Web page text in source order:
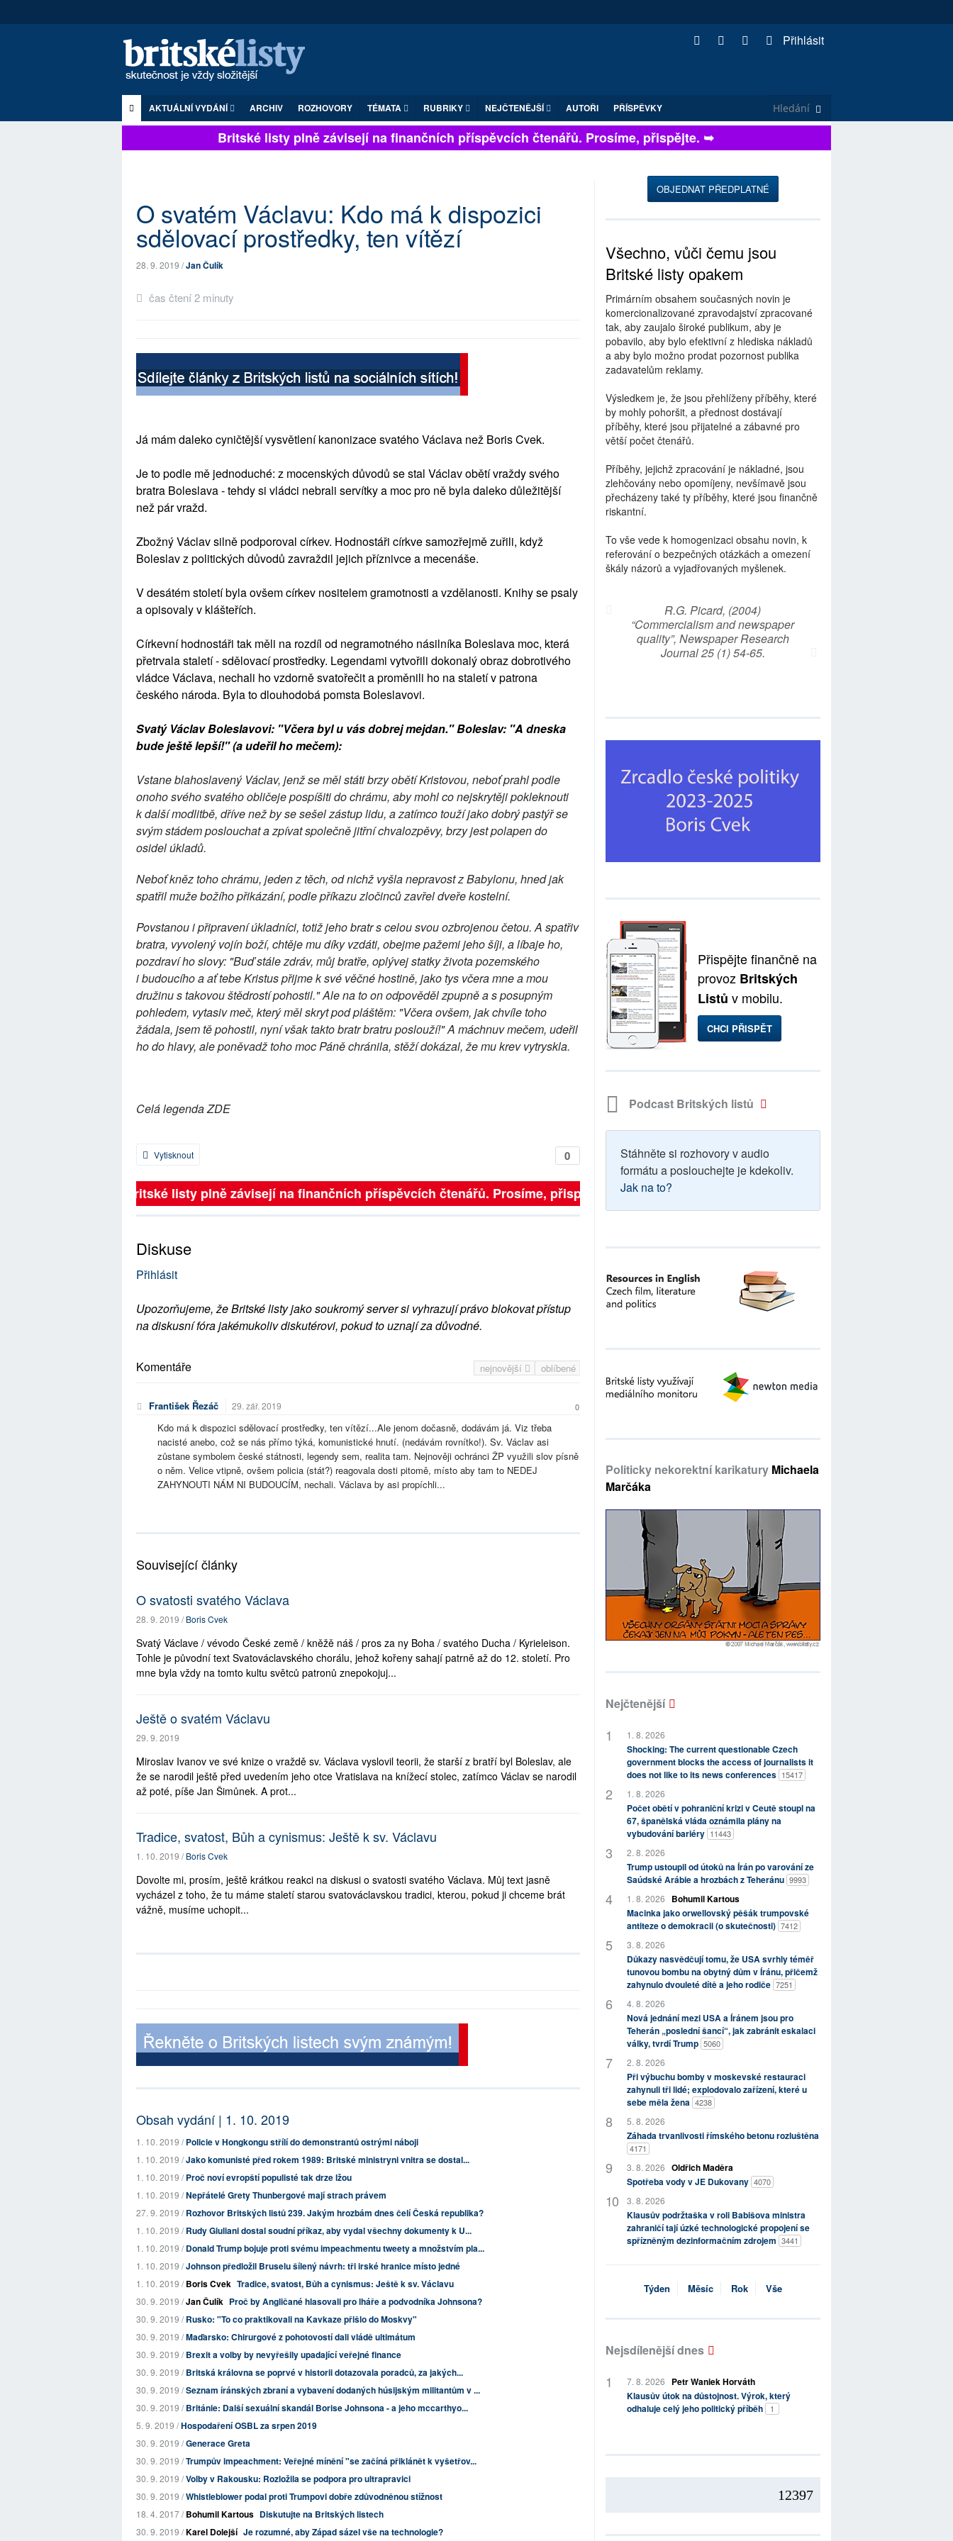
Přihlásit
AKTUÁLNÍ VYDÁNÍ ARCHIV ROZHOVORY TÉMATA RUBRIKY NEJČTENĚJŠÍ AUTOŘI PŘÍSPĚVKY
Britské listy plně závisejí na finančních příspěvcích čtenářů. Prosíme, přispějte. ➥
O svatém Václavu: Kdo má k dispozici
sdělovací prostředky, ten vítězí
28. 9. 2019 /Jan Čulík
čas čtení 2 minuty
Já mám daleko cyničtější vysvětlení kanonizace svatého Václava než Boris Cvek.
Je to podle mě jednoduché: z mocenských důvodů se stal Václav obětí vraždy svého
bratra Boleslava - tehdy si vládci nebrali servítky a moc pro ně byla daleko důležitější
než pár vražd.
Zbožný Václav silně podporoval církev. Hodnostáři církve samozřejmě zuřili, když
Boleslav z politických důvodů zavraždil jejich příznivce a mecenáše.
V desátém století byla ovšem církev nositelem gramotnosti a vzdělanosti. Knihy se psaly
a opisovaly v klášteřích.
Církevní hodnostáři tak měli na rozdíl od negramotného násilníka Boleslava moc, která
přetrvala staletí - sdělovací prostředky. Legendami vytvořili dokonalý obraz dobrotivého
vládce Václava, nechali ho vzdorně svatořečit a proměnili ho na staletí v patrona
českého národa. Byla to dlouhodobá pomsta Boleslavovi.
Svatý Václav Boleslavovi: "Včera byl u vás dobrej mejdan." Boleslav: "A dneska
bude ještě lepší!" (a udeřil ho mečem):
Vstane blahoslavený Václav, jenž se měl státi brzy obětí Kristovou, neboť prahl podle
onoho svého svatého obličeje pospíšiti do chrámu, aby mohl co nejskrytěji pokleknouti
k další modlitbě, dříve než by se sešel zástup lidu, a zatímco touží jako dobrý pastýř se
svým stádem poslouchat a zpívat společně jitřní chvalozpěvy, brzy jest polapen do
osidel úkladů.
Neboť kněz toho chrámu, jeden z těch, od nichž vyšla nepravost z Babylonu, hned jak
spatřil muže božího přikázání, podle příkazu zločinců zavřel dveře kostelní.
Povstanou i připravení úkladníci, totiž jeho bratr s celou svou ozbrojenou četou. A spatřiv
bratra, vyvolený vojín boží, chtěje mu díky vzdáti, obejme pažemi jeho šíji, a líbaje ho,
pozdraví ho slovy: "Buď stále zdráv, můj bratře, oplývej statky života pozemského
i budoucího a ať tebe Kristus přijme k své věčné hostině, jako tys včera mne a mou
družinu s takovou štědrostí pohostil." Ale na to on odpověděl zpupně a s posupným
pohledem, vytasiv meč, který měl skryt pod pláštěm: "Včera ovšem, jak chvíle toho
žádala, jsem tě pohostil, nyní však takto bratr bratru poslouží!" A máchnuv mečem, udeřil
ho do hlavy, ale poněvadž toho moc Páně chránila, stěží dokázal, že mu krev vytryskla.
Celá legenda ZDE
0
Vytisknout
Britské listy plně závisejí na finančních příspěvcích čtenářů. Prosíme, přispějte. ➥
Diskuse
Přihlásit
Upozorňujeme, že Britské listy jako soukromý server si vyhrazují právo blokovat přístup
na diskusní fóra jakémukoliv diskutérovi, pokud to uznají za důvodné.
nejnovější oblíbené
Komentáře
František Řezáč 29. zář. 2019 0
Kdo má k dispozici sdělovací prostředky, ten vítězí...Ale jenom dočasně, dodávám já. Viz třeba
nacisté anebo, což se nás přímo týká, komunistické hnutí. (nedávám rovnítko!). Sv. Václav asi
zůstane symbolem české státnosti, legendy sem, realita tam. Nejnověji ochránci ŽP využili slov písně
o něm. Velice vtipně, ovšem policia (stát?) reagovala dosti pitomě, místo aby tam to NEDEJ
ZAHYNOUTI NÁM NI BUDOUCÍM, nechali. Václava by asi propíchli...
Související články
O svatosti svatého Václava
28. 9. 2019 /Boris Cvek
Svatý Václave / vévodo České země / kněžě náš / pros za ny Boha / svatého Ducha / Kyrieleison.
Tohle je původní text Svatováclavského chorálu, jehož kořeny sahají patrně až do 12. století. Pro
mne byla vždy na tomto kultu světců patronů znepokojuj...
Ještě o svatém Václavu
29. 9. 2019
Miroslav Ivanov ve své knize o vraždě sv. Václava vyslovil teorii, že starší z bratří byl Boleslav, ale
že se narodil ještě před uvedením jeho otce Vratislava na knížecí stolec, zatímco Václav se narodil
až poté, píše Jan Šimůnek. A prot...
Tradice, svatost, Bůh a cynismus: Ještě k sv. Václavu
1. 10. 2019 /Boris Cvek
Dovolte mi, prosím, ještě krátkou reakci na diskusi o svatosti svatého Václava. Můj text jasně
vycházel z toho, že tu máme staletí starou svatováclavskou tradici, kterou, pokud ji chceme brát
vážně, musíme uchopit...
Obsah vydání | 1. 10. 2019
1. 10. 2019 /Policie v Hongkongu střílí do demonstrantů ostrými náboji
1. 10. 2019 /Jako komunisté před rokem 1989: Britské ministryni vnitra se dostal...
1. 10. 2019 /Proč noví evropští populisté tak drze lžou
1. 10. 2019 /Nepřátelé Grety Thunbergové mají strach právem
27. 9. 2019 /Rozhovor Britských listů 239. Jakým hrozbám dnes čelí Česká republika?
1. 10. 2019 /Rudy Giuliani dostal soudní příkaz, aby vydal všechny dokumenty k U...
1. 10. 2019 /Donald Trump bojuje proti svému impeachmentu tweety a množstvím pla...
1. 10. 2019 /Johnson předložil Bruselu šílený návrh: tři irské hranice místo jedné
1. 10. 2019 /Boris Cvek Tradice, svatost, Bůh a cynismus: Ještě k sv. Václavu
30. 9. 2019 /Jan Čulík Proč by Angličané hlasovali pro lháře a podvodníka Johnsona?
30. 9. 2019 /Rusko: "To co praktikovali na Kavkaze přišlo do Moskvy"
30. 9. 2019 /Maďarsko: Chirurgové z pohotovostí dali vládě ultimátum
30. 9. 2019 /Brexit a volby by nevyřešily upadající veřejné finance
30. 9. 2019 /Britská královna se poprvé v historii dotazovala poradců, za jakých...
30. 9. 2019 /Seznam íránských zbraní a vybavení dodaných húsijským militantům v ...
30. 9. 2019 /Británie: Další sexuální skandál Borise Johnsona - a jeho mccarthyo...
5. 9. 2019 /Hospodaření OSBL za srpen 2019
30. 9. 2019 /Generace Greta
30. 9. 2019 /Trumpův impeachment: Veřejné mínění "se začíná přiklánět k vyšetřov...
30. 9. 2019 /Volby v Rakousku: Rozložila se podpora pro ultrapravici
30. 9. 2019 /Whistleblower podal proti Trumpovi dobře zdůvodněnou stížnost
18. 4. 2017 /Bohumil Kartous Diskutujte na Britských listech
30. 9. 2019 /Karel Dolejší Je rozumné, aby Západ sázel vše na technologie?
OBJEDNAT PŘEDPLATNÉ
Všechno, vůči čemu jsou
Britské listy opakem
Primárním obsahem současných novin je
komercionalizované zpravodajství zpracované
tak, aby zaujalo široké publikum, aby je
pobavilo, aby bylo efektivní z hlediska nákladů
a aby bylo možno prodat pozornost publika
zadavatelům reklamy.
Výsledkem je, že jsou přehlíženy příběhy, které
by mohly pohoršit, a přednost dostávají
příběhy, které jsou přijatelné a zábavné pro
větší počet čtenářů.
Příběhy, jejichž zpracování je nákladné, jsou
zlehčovány nebo opomíjeny, nevšímavě jsou
přecházeny také ty příběhy, které jsou finančně
riskantní.
To vše vede k homogenizaci obsahu novin, k
referování o bezpečných otázkách a omezení
škály názorů a vyjadřovaných myšlenek.
R.G. Picard, (2004)
“Commercialism and newspaper
quality”, Newspaper Research
Journal 25 (1) 54-65.
Přispějte finančně na
provoz Britských
Listů v mobilu.
CHCI PŘISPĚT
Podcast Britských listů
Stáhněte si rozhovory v audio
formátu a poslouchejte je kdekoliv.
Jak na to?
Politicky nekorektní karikatury Michaela
Marčáka
Nejčtenější
1. 8. 2026
Shocking: The current questionable Czech
government blocks the access of journalists it
does not like to its news conferences 15417
1. 8. 2026
Počet obětí v pohraniční krizi v Ceutě stoupl na
67, španělská vláda oznámila plány na
vybudování bariéry 11443
2. 8. 2026
Trump ustoupil od útoků na Írán po varování ze
Saúdské Arábie a hrozbách z Teheránu 9993
1. 8. 2026
Bohumil Kartous
Macinka jako orwellovský pěšák trumpovské
antiteze o demokracii (o skutečnosti) 7412
3. 8. 2026
Důkazy nasvědčují tomu, že USA svrhly téměř
tunovou bombu na obytný dům v Íránu, přičemž
zahynulo dvouleté dítě a jeho rodiče 7251
4. 8. 2026
Nová jednání mezi USA a Íránem jsou pro
Teherán „poslední šancí“, jak zabránit eskalaci
války, tvrdí Trump 5060
2. 8. 2026
Při výbuchu bomby v moskevské restauraci
zahynuli tři lidé; explodovalo zařízení, které u
sebe měla žena 4238
5. 8. 2026
Záhada trvanlivosti římského betonu rozluštěna
4171
3. 8. 2026 Oldřich Maděra
Spotřeba vody v JE Dukovany 4070
3. 8. 2026
Klausův podržtaška v roli Babišova ministra
zahraničí tají úzké technologické propojení se
spřízněným dezinformačním zdrojem 3441
Týden Měsíc Rok Vše
Nejsdílenější dnes
7. 8. 2026
Petr Waniek Horváth
Klausův útok na důstojnost. Výrok, který
odhaluje celý jeho politický příběh
1
12397